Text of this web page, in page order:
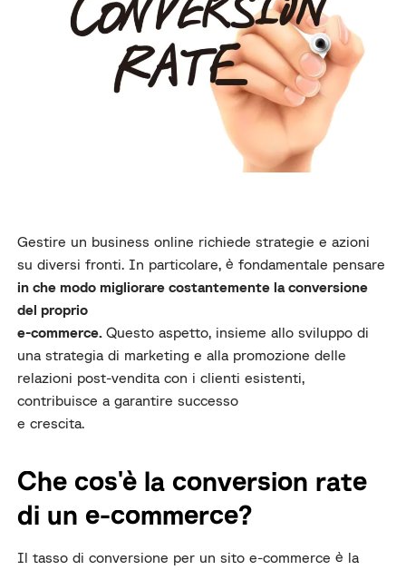
Gestire un business online richiede strategie e azioni
su diversi fronti. In particolare, è fondamentale pensare
in che modo migliorare costantemente la conversione
del proprio
e-commerce.Questo aspetto, insieme allo sviluppo di
una strategia di marketing e alla promozione delle
relazioni post-vendita con i clienti esistenti,
contribuisce a garantire successo
e crescita.
Che cos'è la conversion rate
di un e-commerce?
Il tasso di conversione per un sito e-commerce è la